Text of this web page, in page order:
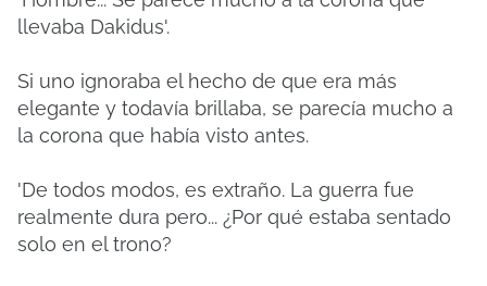
llevaba Dakidus'.
Si uno ignoraba el hecho de que era más
elegante y todavía brillaba, se parecía mucho a
la corona que había visto antes.
'De todos modos, es extraño. La guerra fue
realmente dura pero... ¿Por qué estaba sentado
solo en el trono?